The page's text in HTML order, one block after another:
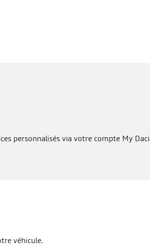
personnalisés via votre compte My
véhicule.